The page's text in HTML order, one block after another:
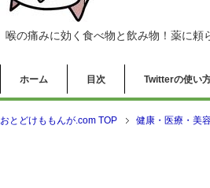
喉の痛みに効く食べ物と飲み物！薬に頼
ホーム 目次 Twitterの使い
おとどけももんが.com TOP 健康・医療・美